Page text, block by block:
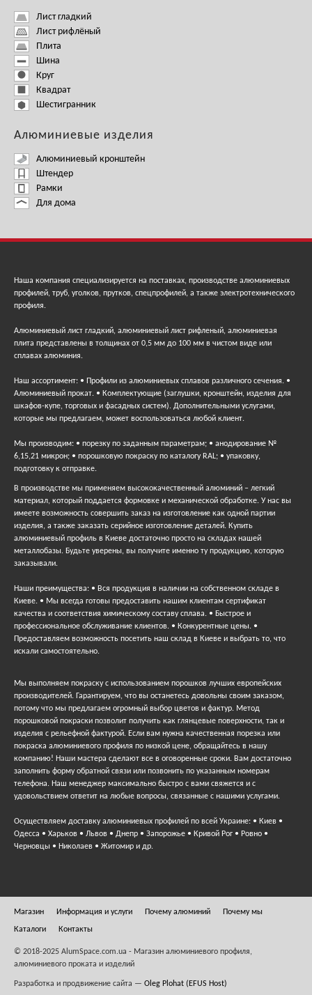
Лист гладкий
Лист рифлёный
Плита
Шина
Круг
Квадрат
Шестигранник
Алюминиевые изделия
Алюминиевый кронштейн
Штендер
Рамки
Для дома
Наша компания специализируется на поставках, производстве алюминиевых
профилей, труб, уголков, прутков, спецпрофилей, а также электротехнического
профиля.
Алюминиевый лист гладкий, алюминиевый лист рифленый, алюминиевая
плита представлены в толщинах от 0,5 мм до 100 мм в чистом виде или
сплавах алюминия.
Наш ассортимент: • Профили из алюминиевых сплавов различного сечения. •
Алюминиевый прокат. • Комплектующие (заглушки, кронштейн, изделия для
шкафов-купе, торговых и фасадных систем). Дополнительными услугами,
которые мы предлагаем, может воспользоваться любой клиент.
Мы производим: • порезку по заданным параметрам; • анодирование №
6,15,21 микрон; • порошковую покраску по каталогу RAL; • упаковку,
подготовку к отправке.
В производстве мы применяем высококачественный алюминий – легкий
материал, который поддается формовке и механической обработке. У нас вы
имеете возможность совершить заказ на изготовление как одной партии
изделия, а также заказать серийное изготовление деталей. Купить
алюминиевый профиль в Киеве достаточно просто на складах нашей
металлобазы. Будьте уверены, вы получите именно ту продукцию, которую
заказывали.
Наши преимущества: • Вся продукция в наличии на собственном складе в
Киеве. • Мы всегда готовы предоставить нашим клиентам сертификат
качества и соответствия химическому составу сплава. • Быстрое и
профессиональное обслуживание клиентов. • Конкурентные цены. •
Предоставляем возможность посетить наш склад в Киеве и выбрать то, что
искали самостоятельно.
Мы выполняем покраску с использованием порошков лучших европейских
производителей. Гарантируем, что вы останетесь довольны своим заказом,
потому что мы предлагаем огромный выбор цветов и фактур. Метод
порошковой покраски позволит получить как глянцевые поверхности, так и
изделия с рельефной фактурой. Если вам нужна качественная порезка или
покраска алюминиевого профиля по низкой цене, обращайтесь в нашу
компанию! Наши мастера сделают все в оговоренные сроки. Вам достаточно
заполнить форму обратной связи или позвонить по указанным номерам
телефона. Наш менеджер максимально быстро с вами свяжется и с
удовольствием ответит на любые вопросы, связанные с нашими услугами.
Осуществляем доставку алюминиевых профилей по всей Украине: • Киев •
Одесса • Харьков • Львов • Днепр • Запорожье • Кривой Рог • Ровно •
Черновцы • Николаев • Житомир и др.
Магазин Информация и услуги Почему алюминий Почему мы
Каталоги Контакты
© 2018-2025 AlumSpace.com.ua - Магазин алюминиевого профиля,
алюминиевого проката и изделий
Разработка и продвижение сайта — Oleg Plohat (EFUS Host)